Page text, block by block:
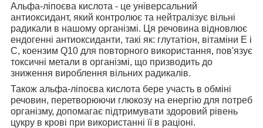
Альфа-ліпоєва кислота - це універсальний
антиоксидант, який контролює та нейтралізує вільні
радикали в нашому організмі. Ця речовина відновлює
ендогенні антиоксиданти, такі як: глутатіон, вітаміни Е і
С, коензим Q10 для повторного використання, пов'язує
токсичні метали в організмі, що призводить до
зниження вироблення вільних радикалів.
Також альфа-ліпоєва кислота бере участь в обміні
речовин, перетворюючи глюкозу на енергію для потреб
організму, допомагає підтримувати здоровий рівень
цукру в крові при використанні її в раціоні.